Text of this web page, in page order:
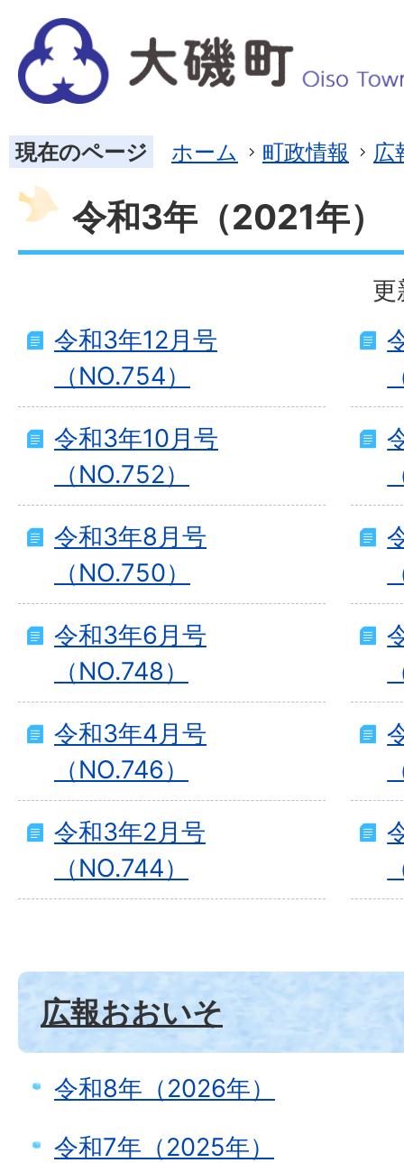
現在のページ ホーム 町政情報 広
令和3年（2021年）
更
令和3年12月号
（NO.754）
令和3年10月号
（NO.752）
令和3年8月号
（NO.750）
令和3年6月号
（NO.748）
令和3年4月号
（NO.746）
令和3年2月号
（NO.744）
広報おおいそ
令和8年（2026年）
令和7年（2025年）